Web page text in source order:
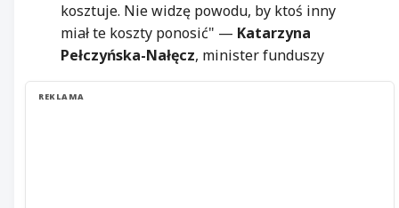
kosztuje. Nie widzę powodu, by ktoś inny
miał te koszty ponosić" — Katarzyna
Pełczyńska-Nałęcz, minister funduszy
REKLAMA